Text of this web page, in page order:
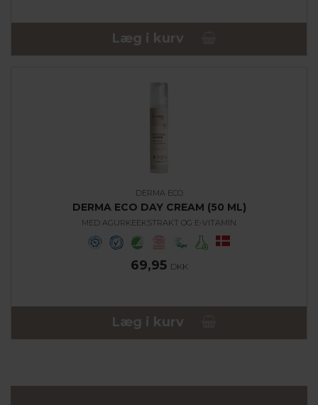
Læg i kurv
DERMA ECO
DERMA ECO DAY CREAM (50 ML)
MED AGURKEEKSTRAKT OG E-VITAMIN
69,95 DKK
Læg i kurv